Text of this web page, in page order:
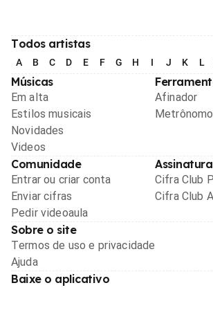
Todos artistas
A B C D E F G H I J K L
Músicas
Em alta
Estilos musicais
Novidades
Videos
Afinador
Metrônomo
Comunidade
Entrar ou criar conta
Enviar cifras
Pedir videoaula
Cifra Club
Cifra Club
Sobre o site
Termos de uso e privacidade
Ajuda
Baixe o aplicativo